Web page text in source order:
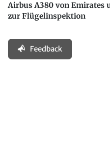
Airbus A380 von Emirates
zur Flügelinspektion
Feedback